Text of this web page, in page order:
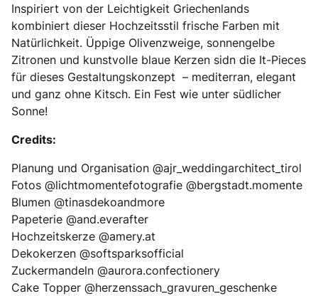
Inspiriert von der Leichtigkeit Griechenlands
kombiniert dieser Hochzeitsstil frische Farben mit
Natürlichkeit. Üppige Olivenzweige, sonnengelbe
Zitronen und kunstvolle blaue Kerzen sidn die It-Pieces
für dieses Gestaltungskonzept – mediterran, elegant
und ganz ohne Kitsch. Ein Fest wie unter südlicher
Sonne!
Credits:
Planung und Organisation @ajr_weddingarchitect_tirol
Fotos @lichtmomentefotografie @bergstadt.momente
Blumen @tinasdekoandmore
Papeterie @and.everafter
Hochzeitskerze @amery.at
Dekokerzen @softsparksofficial
Zuckermandeln @aurora.confectionery
Cake Topper @herzenssach_gravuren_geschenke